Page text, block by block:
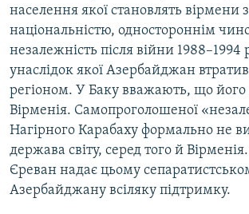
населення якої становлять вірмени
національністю, одностороннім
незалежність після війни 1988–1994
унаслідок якої Азербайджан
регіоном. У Баку вважають, що його
Вірменія. Самопроголошеної
Нагірного Карабаху формально не
держава світу, серед того й
Єреван надає цьому
Азербайджану всіляку підтримку.